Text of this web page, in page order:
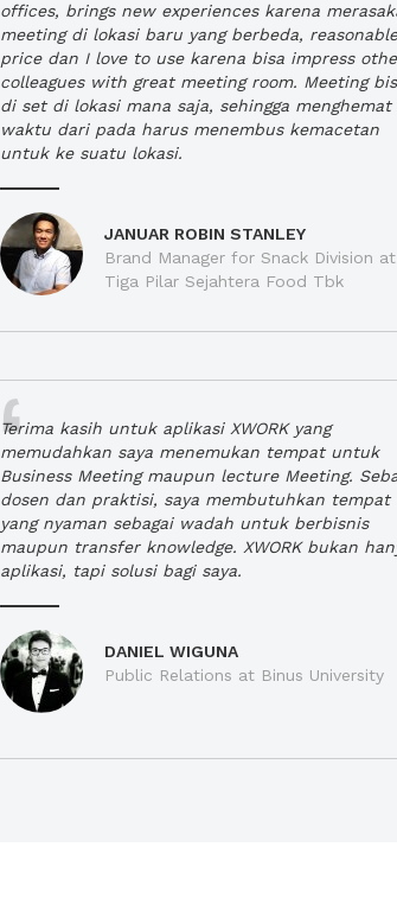
offices, brings new experiences karena
meeting di lokasi baru yang berbeda, reasonable
price dan I love to use karena bisa impress
colleagues with great meeting room. Meeting
di set di lokasi mana saja, sehingga menghemat
waktu dari pada harus menembus kemacetan
untuk ke suatu lokasi.
JANUAR ROBIN STANLEY
Brand Manager for Snack Division
Tiga Pilar Sejahtera Food Tbk
Terima kasih untuk aplikasi XWORK yang
memudahkan saya menemukan tempat untuk
Business Meeting maupun lecture Meeting.
dosen dan praktisi, saya membutuhkan tempat
yang nyaman sebagai wadah untuk berbisnis
maupun transfer knowledge. XWORK bukan
aplikasi, tapi solusi bagi saya.
DANIEL WIGUNA
Public Relations at Binus University